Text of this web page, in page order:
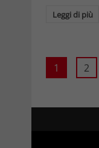
Leggi di più
1 2